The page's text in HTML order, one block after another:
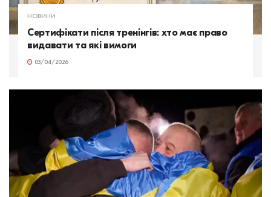
НОВИНИ
Сертифікати після тренінгів: хто має право
видавати та які вимоги
03/04/2026